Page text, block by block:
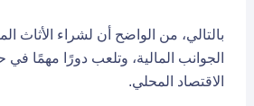
بالتالي، من الواضح أن لشراء الأثاث
الجوانب المالية، وتلعب دورًا مهمًا في
الاقتصاد المحلي.